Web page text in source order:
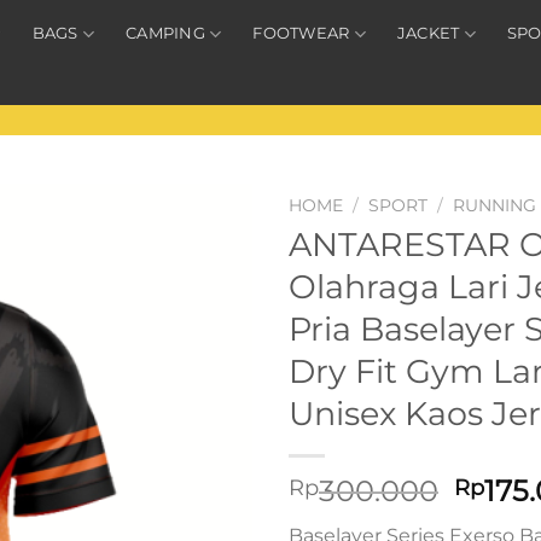
BAGS CAMPING FOOTWEAR JACKET
HOME / SPORT / RUNNING
ANTARESTAR
Olahraga Lari
Pria Baselayer
Dry Fit Gym
Unisex Kaos
Rp300.000 Rp
Baselayer Series Exerso